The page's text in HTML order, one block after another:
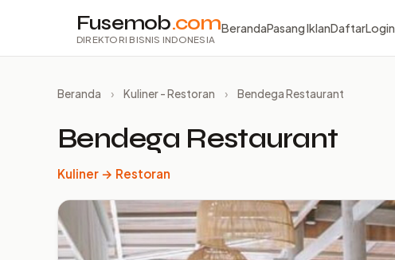
Fusemob.com
DIREKTORI BISNIS INDONESIA
BerandaPasang IklanDaftarLogin
Beranda › Kuliner - Restoran › Bendega Restaurant
Bendega Restaurant
Kuliner → Restoran